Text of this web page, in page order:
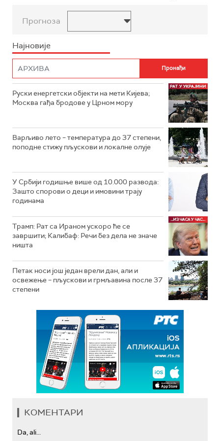
Прогноза
Најновије
Руски енергетски објекти на мети Кијева;
Москва гађа бродове у Црном мору
Варљиво лето – температура до 37 степени,
поподне стижу пљускови и локалне олује
У Србији годишње више од 10.000 развода:
Зашто спорови о деци и имовини трају
годинама
Трамп: Рат са Ираном ускоро ће се
завршити; Калибаф: Речи без дела не значе
ништа
Петак носи још један врели дан, али и
освежење – пљускови и грмљавина после 37
степени
КОМЕНТАРИ
Da, ali...